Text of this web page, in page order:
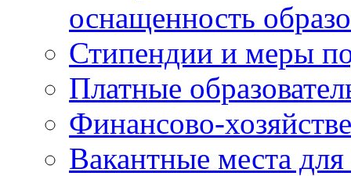
оснащенность
Стипендии и меры
Платные
Финансово-
Вакантные места